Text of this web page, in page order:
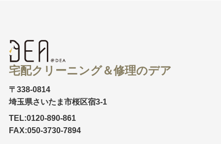
宅配クリーニング＆修理のデア
〒338-0814
埼玉県さいたま市桜区宿3-1
TEL:0120-890-861
FAX:050-3730-7894